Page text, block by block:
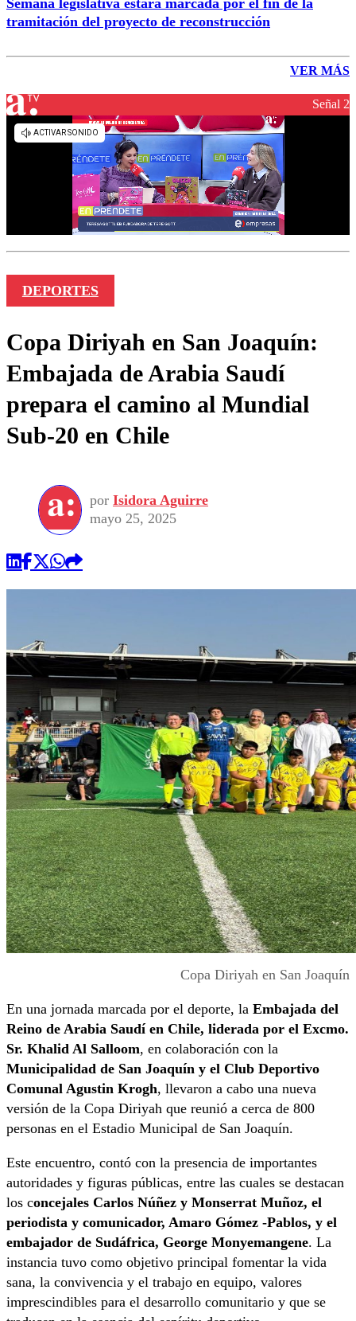
Semana legislativa estará marcada por el fin de la
tramitación del proyecto de reconstrucción
VER MÁS
Señal 2
DEPORTES
Copa Diriyah en San Joaquín:
Embajada de Arabia Saudí
prepara el camino al Mundial
Sub-20 en Chile
por Isidora Aguirre
mayo 25, 2025
Copa Diriyah en San Joaquín
En una jornada marcada por el deporte, la Embajada del
Reino de Arabia Saudí en Chile, liderada por el Excmo.
Sr. Khalid Al Salloom, en colaboración con la
Municipalidad de San Joaquín y el Club Deportivo
Comunal Agustin Krogh, llevaron a cabo una nueva
versión de la Copa Diriyah que reunió a cerca de 800
personas en el Estadio Municipal de San Joaquín.
Este encuentro, contó con la presencia de importantes
autoridades y figuras públicas, entre las cuales se destacan
los concejales Carlos Núñez y Monserrat Muñoz, el
periodista y comunicador, Amaro Gómez -Pablos, y el
embajador de Sudáfrica, George Monyemangene. La
instancia tuvo como objetivo principal fomentar la vida
sana, la convivencia y el trabajo en equipo, valores
imprescindibles para el desarrollo comunitario y que se